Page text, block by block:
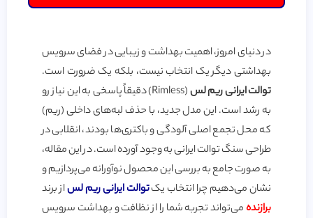
در دنیای امروز، اهمیت بهداشت و زیبایی در فضای سرویس
بهداشتی دیگر یک انتخاب نیست، بلکه یک ضرورت است.
توالت ایرانی ریم لس
(Rimless) دقیقاً پاسخی به این نیاز رو
به رشد است. این مدل جدید، با حذف لبه‌های داخلی (ریم)
که محل تجمع اصلی آلودگی و باکتری‌ها بودند، انقلابی در
طراحی سنگ توالت ایرانی به وجود آورده است. در این مقاله،
به صورت جامع به بررسی این محصول نوآورانه می‌پردازیم و
نشان می‌دهیم چرا انتخاب یکتوالت ایرانی ریم لساز برند
برازندهمی‌تواند تجربه شما را از نظافت و بهداشت سرویس